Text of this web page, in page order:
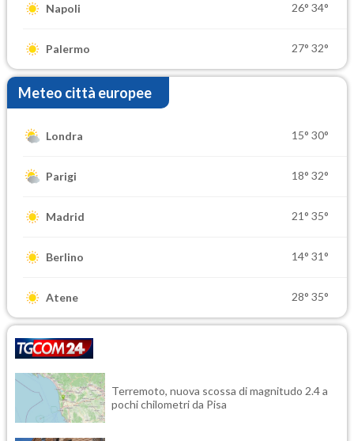
Napoli 26° 34°
Palermo 27° 32°
Meteo città europee
Londra 15° 30°
Parigi 18° 32°
Madrid 21° 35°
Berlino 14° 31°
Atene 28° 35°
Terremoto, nuova scossa di magnitudo 2.4 a
pochi chilometri da Pisa